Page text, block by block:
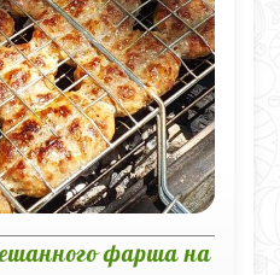
фарша на